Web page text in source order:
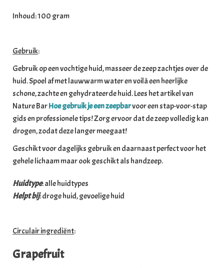
Inhoud: 100 gram
Gebruik:
Gebruik op een vochtige huid, masseer de zeep zachtjes over de
huid. Spoel af met lauwwarm water en voilà een heerlijke
schone, zachte en gehydrateerde huid. Lees het artikel van
Nature BarHoe gebruik je een zeepbarvoor een stap-voor-stap
gids en professionele tips!Zorg ervoor dat de zeep volledig kan
drogen, zodat deze langer meegaat!
Geschikt voor dagelijks gebruik en daarnaast perfect voor het
gehele lichaam maar ook geschikt als handzeep.
Huidtype: alle huidtypes
Helpt bij: droge huid, gevoelige huid
Circulair ingrediënt:
Grapefruit